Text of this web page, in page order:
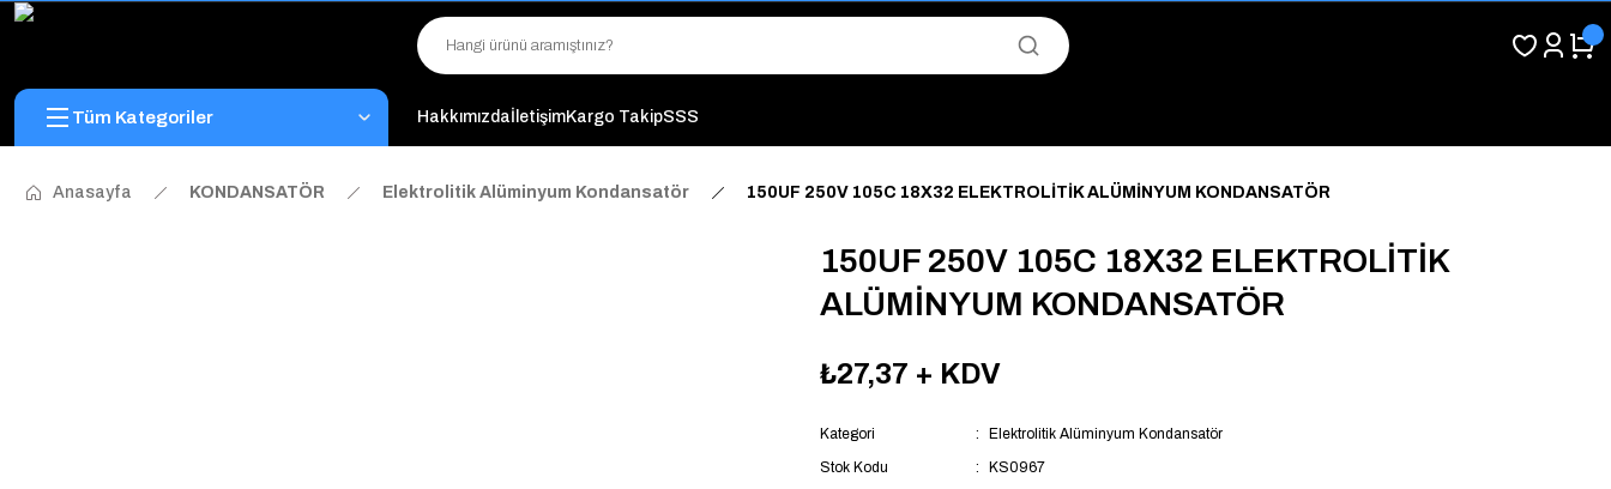
"Saat 14:00'a Kadar Verilen Siparişlerde Aynı Gün Kargo Avantajı!
"Binlerce Ürün Çeşitliliği ile Stoktan Hemen Teslim."
Tüm Kategoriler HakkımızdaİletişimKargo TakipSSS
Anasayfa KONDANSATÖR Elektrolitik Alüminyum Kondansatör 150UF 250V 105C 18X32 ELEKTROLİTİK ALÜMİNYUM KONDANSATÖR
150UF 250V 105C 18X32 ELEKTROLİTİK
ALÜMİNYUM KONDANSATÖR
₺27,37 + KDV
Kategori
Elektrolitik Alüminyum Kondansatör
Stok Kodu
KS0967